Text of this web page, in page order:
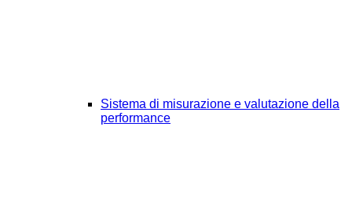
Sistema di misurazione e valutazione della
performance